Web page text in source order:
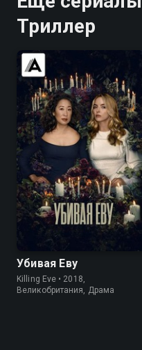
Триллер
7.7 8.1
Убивая Еву
Killing Eve • 2018,
Великобритания, Драма